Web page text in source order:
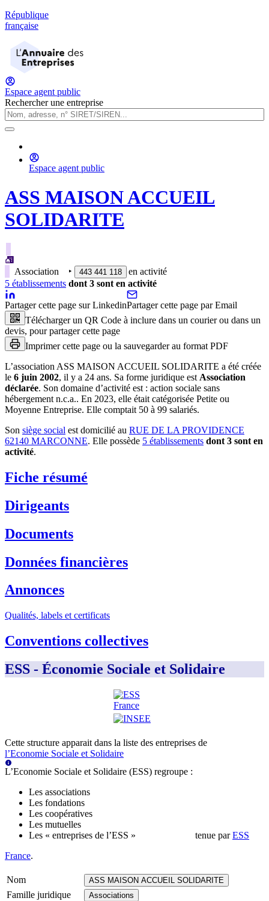
République
française
Espace agent public
Rechercher une entreprise
Espace agent public
ASS MAISON ACCUEIL
SOLIDARITE
Association ‣ 443 441 118
en activité
5 établissements dont 3 sont en activité
Partager cette page sur LinkedinPartager cette page par Email
Télécharger un QR Code à inclure dans un courier ou dans un
devis, pour partager cette page
Imprimer cette page ou la sauvegarder au format PDF
L’association ASS MAISON ACCUEIL SOLIDARITE a été créée
le 6 juin 2002, il y a 24 ans. Sa forme juridique est Association
déclarée. Son domaine d’activité est : action sociale sans
hébergement n.c.a.. En 2023, elle était catégorisée Petite ou
Moyenne Entreprise. Elle comptait 50 à 99 salariés.
Son siège social est domicilié au RUE DE LA PROVIDENCE
62140 MARCONNE. Elle possède 5 établissements dont 3 sont en
activité.
Fiche résumé
Dirigeants
Documents
Données financières
Annonces
Qualités, labels et certificats
Conventions collectives
ESS - Économie Sociale et Solidaire
Cette structure apparait dans la liste des entreprises de
l’Economie Sociale et Solidaire
L’Economie Sociale et Solidaire (ESS) regroupe :
Les associations
Les fondations
Les coopératives
Les mutuelles
Les « entreprises de l’ESS »
tenue parESS
France.
Nom ASS MAISON ACCUEIL SOLIDARITE
Famille juridique Associations